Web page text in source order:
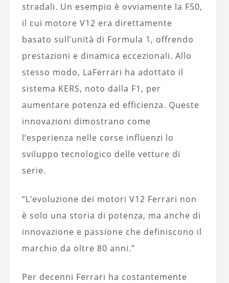
stradali. Un esempio è ovviamente la F50,
il cui motore V12 era direttamente
basato sull’unità di Formula 1, offrendo
prestazioni e dinamica eccezionali. Allo
stesso modo, LaFerrari ha adottato il
sistema KERS, noto dalla F1, per
aumentare potenza ed efficienza. Queste
innovazioni dimostrano come
l’esperienza nelle corse influenzi lo
sviluppo tecnologico delle vetture di
serie.
“L’evoluzione dei motori V12 Ferrari non
è solo una storia di potenza, ma anche di
innovazione e passione che definiscono il
marchio da oltre 80 anni.”
Per decenni Ferrari ha costantemente